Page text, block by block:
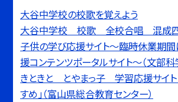
大谷中学校の校歌を覚えよう
大谷中学校 校歌 全校合唱 混成
子供の学び応援サイト〜臨時休業期
援コンテンツポータルサイト〜（文部科
きときと とやまっ子 学習応援サイト
すめ」（富山県総合教育センター）